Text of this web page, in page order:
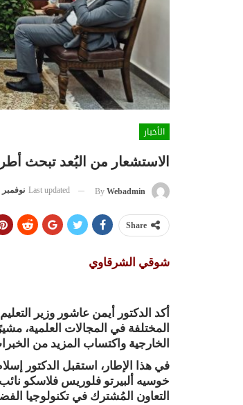
الأخبار
الاستشعار من البُعد تبحث
By Webadmin
Last updated نوفمبر 6, 2023
Share
شوقي الشرقاوي
أكد الدكتور أيمن عاشور وزير
المختلفة في المجالات العلمية،
الخارجية واكتساب المزيد من
في هذا الإطار، استقبل الدكتور
خوسيه ألبيرتو فلوريس فلاسكو
التعاون المُشترك في تكنولوجيا